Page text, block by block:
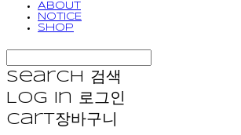
ABOUT
NOTICE
SHOP
Search
검색
Log In 로그인
Cart장바구니